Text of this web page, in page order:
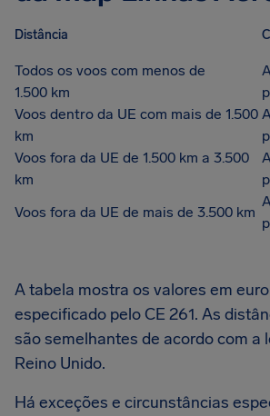
Distância
Todos os voos com menos de
1.500 km
Voos dentro da UE com mais de 1.500
km
Voos fora da UE de 1.500 km a 3.500
km
Voos fora da UE de mais de 3.500 km
A tabela mostra os valores em
especificado pelo CE 261. As
são semelhantes de acordo com a
Reino Unido.
Há exceções e circunstâncias